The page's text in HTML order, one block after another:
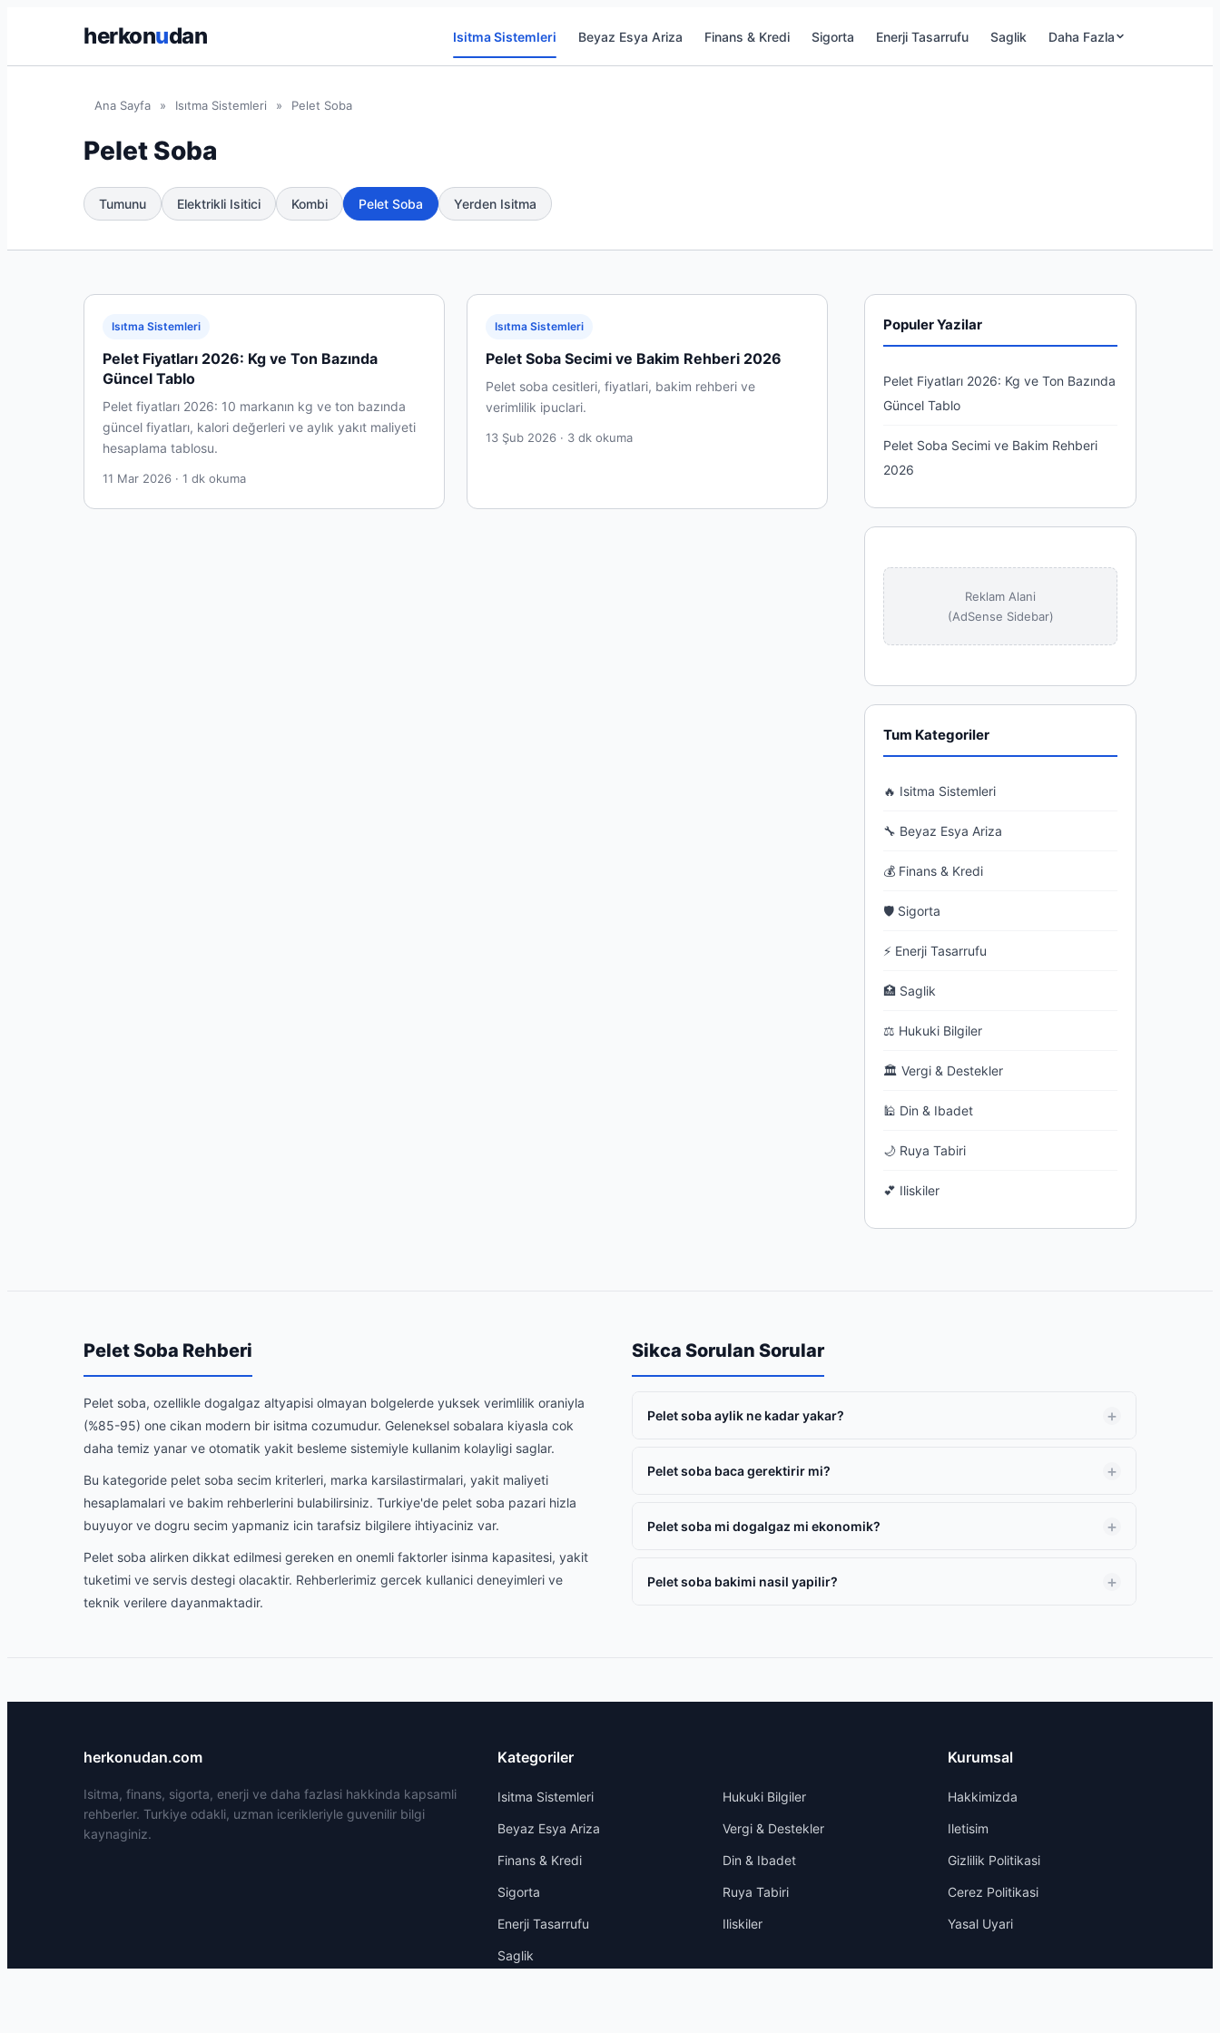
herkonudan Isitma Sistemleri Beyaz Esya Ariza Finans & Kredi Sigorta Enerji Tasarrufu Saglik Daha Fazla
Ana Sayfa » Isıtma Sistemleri » Pelet Soba
Pelet Soba
Tumunu Elektrikli Isitici Kombi Pelet Soba Yerden Isitma
Isıtma Sistemleri
Pelet Fiyatları 2026: Kg ve Ton Bazında
Güncel Tablo
Pelet fiyatları 2026: 10 markanın kg ve ton bazında
güncel fiyatları, kalori değerleri ve aylık yakıt maliyeti
hesaplama tablosu.
11 Mar 2026 · 1 dk okuma
Isıtma Sistemleri
Pelet Soba Secimi ve Bakim Rehberi 2026
Pelet soba cesitleri, fiyatlari, bakim rehberi ve
verimlilik ipuclari.
13 Şub 2026 · 3 dk okuma
Populer Yazilar
Pelet Fiyatları 2026: Kg ve Ton Bazında
Güncel Tablo
Pelet Soba Secimi ve Bakim Rehberi
2026
Reklam Alani
(AdSense Sidebar)
Tum Kategoriler
🔥 Isitma Sistemleri
🔧 Beyaz Esya Ariza
💰 Finans & Kredi
🛡 Sigorta
⚡ Enerji Tasarrufu
🏥 Saglik
⚖ Hukuki Bilgiler
🏛 Vergi & Destekler
🕌 Din & Ibadet
🌙 Ruya Tabiri
💕 Iliskiler
Pelet Soba Rehberi
Pelet soba, ozellikle dogalgaz altyapisi olmayan bolgelerde yuksek verimlilik oraniyla
(%85-95) one cikan modern bir isitma cozumudur. Geleneksel sobalara kiyasla cok
daha temiz yanar ve otomatik yakit besleme sistemiyle kullanim kolayligi saglar.
Bu kategoride pelet soba secim kriterleri, marka karsilastirmalari, yakit maliyeti
hesaplamalari ve bakim rehberlerini bulabilirsiniz. Turkiye'de pelet soba pazari hizla
buyuyor ve dogru secim yapmaniz icin tarafsiz bilgilere ihtiyaciniz var.
Pelet soba alirken dikkat edilmesi gereken en onemli faktorler isinma kapasitesi, yakit
tuketimi ve servis destegi olacaktir. Rehberlerimiz gercek kullanici deneyimleri ve
teknik verilere dayanmaktadir.
Sikca Sorulan Sorular
Pelet soba aylik ne kadar yakar?
Pelet soba baca gerektirir mi?
Pelet soba mi dogalgaz mi ekonomik?
Pelet soba bakimi nasil yapilir?
herkonudan.com
Isitma, finans, sigorta, enerji ve daha fazlasi hakkinda kapsamli
rehberler. Turkiye odakli, uzman icerikleriyle guvenilir bilgi
kaynaginiz.
Kategoriler
Isitma Sistemleri
Beyaz Esya Ariza
Finans & Kredi
Sigorta
Enerji Tasarrufu
Saglik
Hukuki Bilgiler
Vergi & Destekler
Din & Ibadet
Ruya Tabiri
Iliskiler
Kurumsal
Hakkimizda
Iletisim
Gizlilik Politikasi
Cerez Politikasi
Yasal Uyari